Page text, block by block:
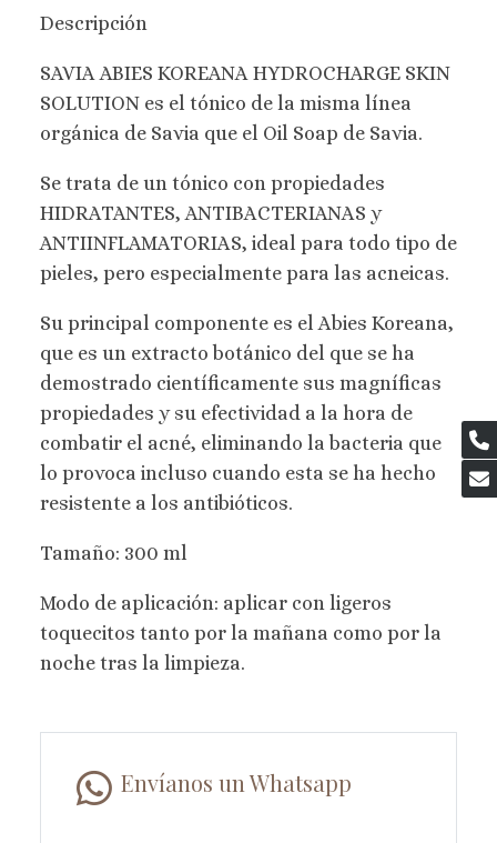
Descripción
SAVIA ABIES KOREANA HYDROCHARGE SKIN
SOLUTION es el tónico de la misma línea
orgánica de Savia que el Oil Soap de Savia.
Se trata de un tónico con propiedades
HIDRATANTES, ANTIBACTERIANAS y
ANTIINFLAMATORIAS, ideal para todo tipo de
pieles, pero especialmente para las acneicas.
Su principal componente es el Abies Koreana,
que es un extracto botánico del que se ha
demostrado científicamente sus magníficas
propiedades y su efectividad a la hora de
combatir el acné, eliminando la bacteria que
lo provoca incluso cuando esta se ha hecho
resistente a los antibióticos.
Tamaño: 300 ml
Modo de aplicación: aplicar con ligeros
toquecitos tanto por la mañana como por la
noche tras la limpieza.
Envíanos un Whatsapp